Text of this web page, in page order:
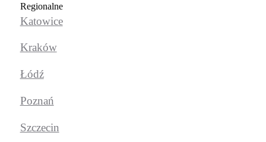
Regionalne
Katowice
Kraków
Łódź
Poznań
Szczecin